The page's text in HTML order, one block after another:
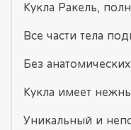
Кукла Ракель,
Все части тела
Без
Кукла имеет
Уникальный и